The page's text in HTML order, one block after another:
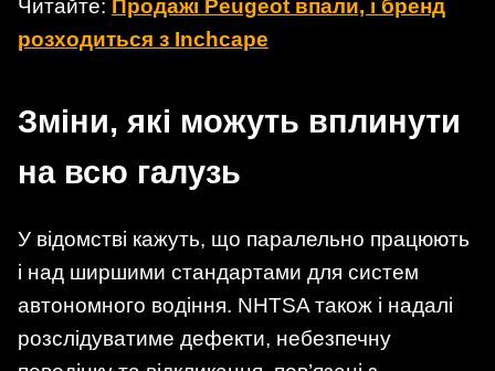
Читайте: Продажі Peugeot впали, і бренд
розходиться з Inchcape
Зміни, які можуть вплинути
на всю галузь
У відомстві кажуть, що паралельно працюють
і над ширшими стандартами для систем
автономного водіння. NHTSA також і надалі
розслідуватиме дефекти, небезпечну